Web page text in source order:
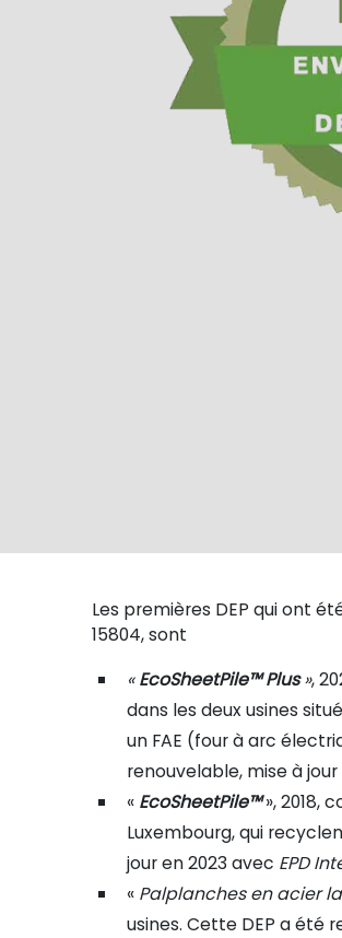
Les premières DEP qui ont
15804, sont
«EcoSheetPile™ Plus»,
dans les deux usines
un FAE (four à arc
renouvelable, mise à
« EcoSheetPile™», 2018,
Luxembourg, qui
jour en 2023 avec EPD
« Palplanches en acier
usines. Cette DEP a été